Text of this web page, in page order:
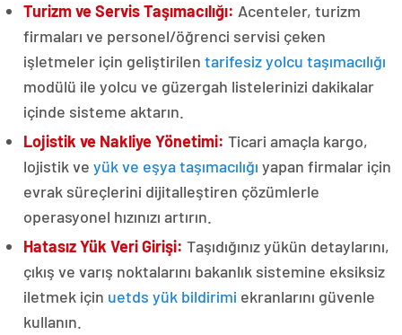
Turizm ve Servis Taşımacılığı: Acenteler, turizm
firmaları ve personel/öğrenci servisi çeken
işletmeler için geliştirilen tarifesiz yolcu taşımacılığı
modülü ile yolcu ve güzergah listelerinizi dakikalar
içinde sisteme aktarın.
Lojistik ve Nakliye Yönetimi: Ticari amaçla kargo,
lojistik ve yük ve eşya taşımacılığı yapan firmalar için
evrak süreçlerini dijitalleştiren çözümlerle
operasyonel hızınızı artırın.
Hatasız Yük Veri Girişi: Taşıdığınız yükün detaylarını,
çıkış ve varış noktalarını bakanlık sistemine eksiksiz
iletmek için uetds yük bildirimi ekranlarını güvenle
kullanın.